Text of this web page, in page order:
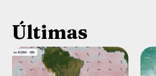
Últimas